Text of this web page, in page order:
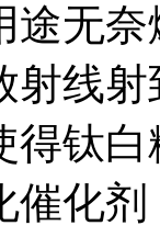
途无
射线
得钛
催化